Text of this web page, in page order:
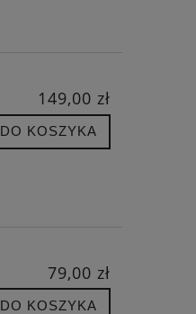
149,00 zł
DO KOSZYKA
79,00 zł
DO KOSZYKA